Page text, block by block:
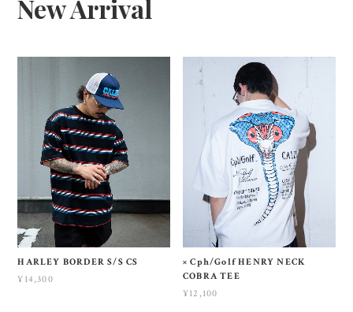
New Arrival
HARLEY BORDER S/S CS
¥14,300
× Cph/Golf HENRY NECK
COBRA TEE
¥12,100